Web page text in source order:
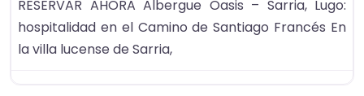
RESERVAR AHORA Albergue Oasis – Sarria, Lugo:
hospitalidad en el Camino de Santiago Francés En
la villa lucense de Sarria,